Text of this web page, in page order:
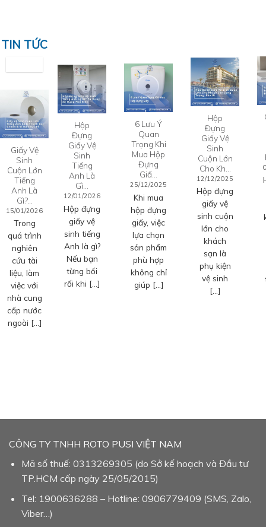
TIN TỨC
Giấy Vệ
Sinh
Cuộn Lớn
Tiếng
Anh Là
Gì?…
15/01/2026
Trong
quá trình
nghiên
cứu tài
liệu, làm
việc với
nhà cung
cấp nước
ngoài […]
Hộp
Đựng
Giấy Vệ
Sinh
Tiếng
Anh Là
Gì…
12/01/2026
Hộp đựng
giấy vệ
sinh tiếng
Anh là gì?
Nếu bạn
từng bối
rối khi […]
6 Lưu Ý
Quan
Trọng Khi
Mua Hộp
Đựng
Giấ…
25/12/2025
Khi mua
hộp đựng
giấy, việc
lựa chọn
sản phẩm
phù hợp
không chỉ
giúp […]
Hộp
Đựng
Giấy Vệ
Sinh
Cuộn Lớn
Cho Kh…
12/12/2025
Hộp đựng
giấy vệ
sinh cuộn
lớn cho
khách
sạn là
phụ kiện
vệ sinh
[…]
CÔNG TY TNHH ROTO PUSI VIỆT NAM
Mã số thuế: 0313269305 (do Sở kế hoạch và Đầu tư
TP.HCM cấp ngày 25/05/2015)
Tel: 1900636288 – Hotline: 0906779409 (SMS, Zalo,
Viber…)